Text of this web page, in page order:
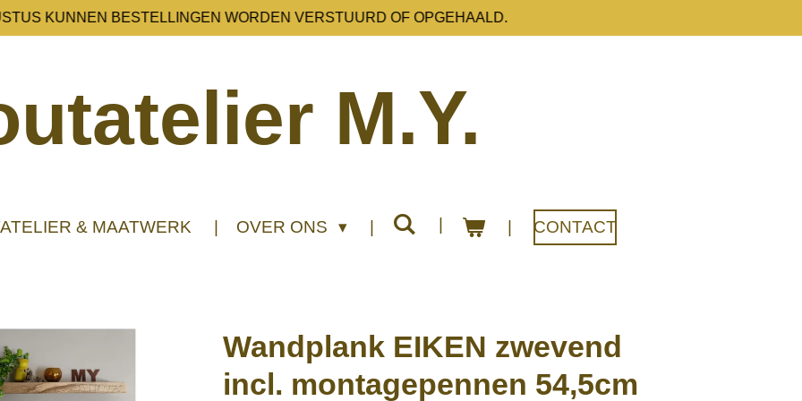
KUNNEN BESTELLINGEN WORDEN VERSTUURD OF OPGEHAALD.
M.Y.
& MAATWERK OVER ONS CONTACT
Wandplank EIKEN zwevend
incl. montagepennen 54,5cm